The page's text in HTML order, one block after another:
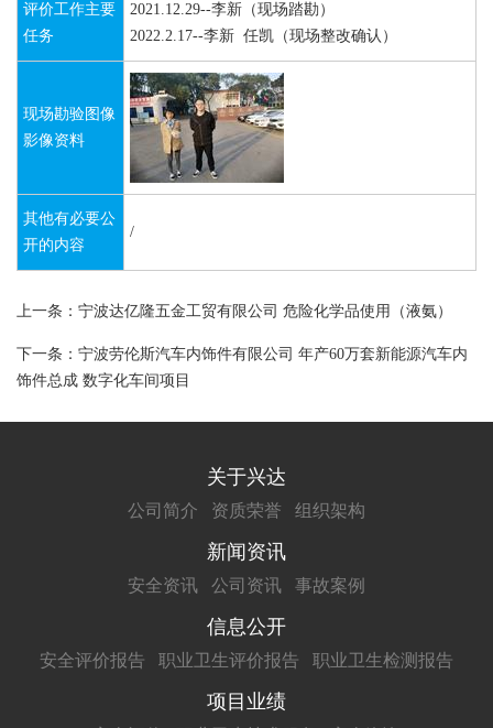
评价工作主要
任务
2021.12.29--李新（现场踏勘）
2022.2.17--李新 任凯（现场整改确认）
现场勘验图像
影像资料
其他有必要公
开的内容
/
上一条：宁波达亿隆五金工贸有限公司 危险化学品使用（液氨）
下一条：宁波劳伦斯汽车内饰件有限公司 年产60万套新能源汽车内
饰件总成 数字化车间项目
关于兴达
公司简介 资质荣誉 组织架构
新闻资讯
安全资讯 公司资讯 事故案例
信息公开
安全评价报告 职业卫生评价报告 职业卫生检测报告
项目业绩